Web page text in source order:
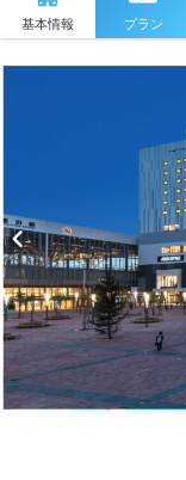
基本情報 プラン